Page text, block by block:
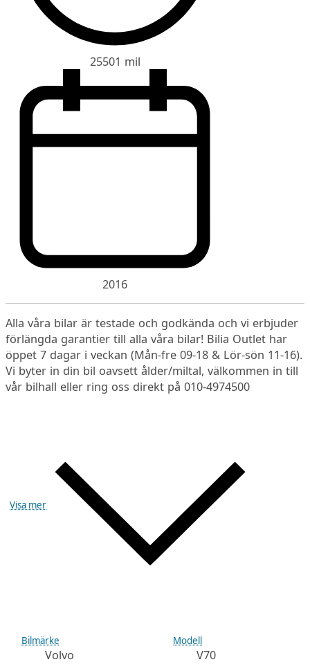
25501 mil
2016
Alla våra bilar är testade och godkända och vi erbjuder
förlängda garantier till alla våra bilar! Bilia Outlet har
öppet 7 dagar i veckan (Mån-fre 09-18 & Lör-sön 11-16).
Vi byter in din bil oavsett ålder/miltal, välkommen in till
vår bilhall eller ring oss direkt på 010-4974500
Visa mer
Bilmärke
Volvo
Modell
V70